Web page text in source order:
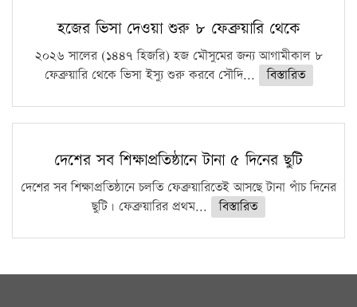
হজের ভিসা দেওয়া শুরু ৮ ফেব্রুয়ারি থেকে
২০২৬ সালের (১৪৪৭ হিজরি) হজ মৌসুমের জন্য আগামীকাল ৮
ফেব্রুয়ারি থেকে ভিসা ইস্যু শুরু করবে সৌদি...
বিস্তারিত
দেশের সব শিক্ষাপ্রতিষ্ঠানে টানা ৫ দিনের ছুটি
দেশের সব শিক্ষাপ্রতিষ্ঠানে চলতি ফেব্রুয়ারিতেই আসছে টানা পাঁচ দিনের
ছুটি। ফেব্রুয়ারির প্রথম...
বিস্তারিত